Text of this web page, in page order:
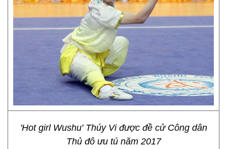
'Hot girl Wushu' Thúy Vi được đề cử Công dân
Thủ đô ưu tú năm 2017